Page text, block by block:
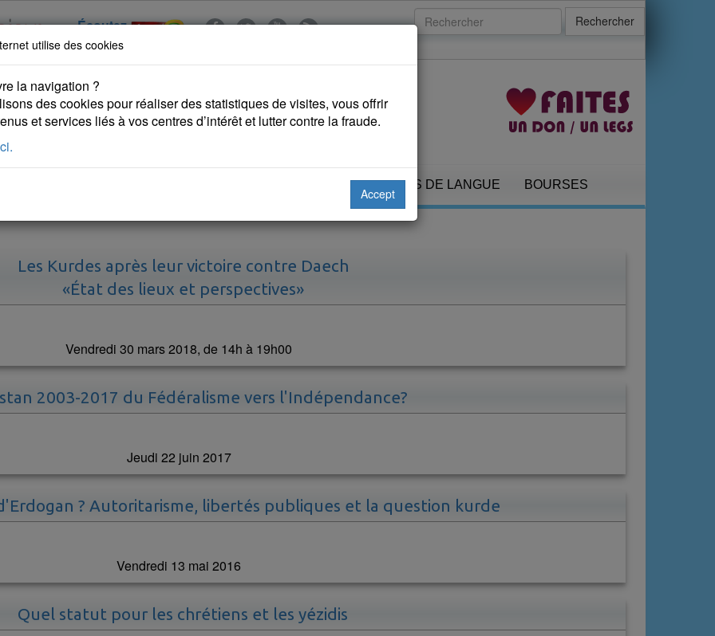
Écoutez Rechercher
DROITS DE L'HOMME COURS DE LANGUE BOURSES
Les Kurdes après leur victoire contre Daech
«État des lieux et perspectives»
Vendredi 30 mars 2018, de 14h à 19h00
2003-2017 du Fédéralisme vers l'Indépendance?
Jeudi 22 juin 2017
? Autoritarisme, libertés publiques et la question kurde
Vendredi 13 mai 2016
Quel statut pour les chrétiens et les yézidis
utilise des cookies
la navigation ?
des cookies pour réaliser des statistiques de visites, vous offrir
et services liés à vos centres d’intérêt et lutter contre la fraude.
Accept